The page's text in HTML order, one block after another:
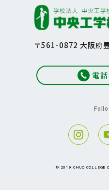
〒561-0872 大阪府
電
© 2019 CHUO COLLEGE